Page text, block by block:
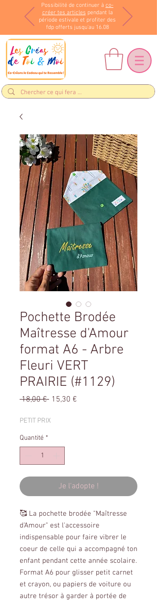
Possibilité de continuer à co-
créer tes articles pendant la
période estivale et profiter des
fdp offerts jusqu'au 16.08
Pochette Brodée
Maîtresse d'Amour
format A6 - Arbre
Fleuri VERT
PRAIRIE (#1129)
18,00 € Prix
15,30 €
PETIT PRIX
Quantité *
Je l'adopte !
🥰 La pochette brodée "Maîtresse
d'Amour" est l'accessoire
indispensable pour faire vibrer le
coeur de celle qui a accompagné ton
enfant pendant cette année scolaire.
Format A6 pour glisser petit carnet
et crayon, ou papiers de voiture ou
autre trésor à garder à portée de